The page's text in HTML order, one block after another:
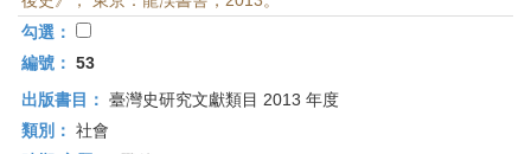
勾選：
編號： 53
出版書目： 臺灣史研究文獻類目 2013 年度
類別： 社會